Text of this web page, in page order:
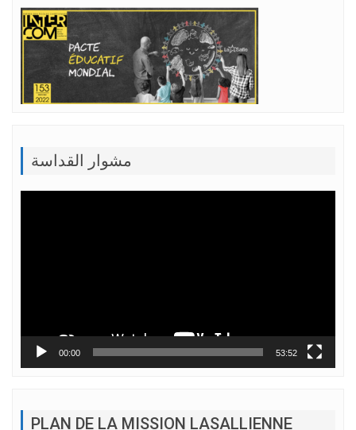
مشوار القداسة
00:00 53:52
PLAN DE LA MISSION LASALLIENNE